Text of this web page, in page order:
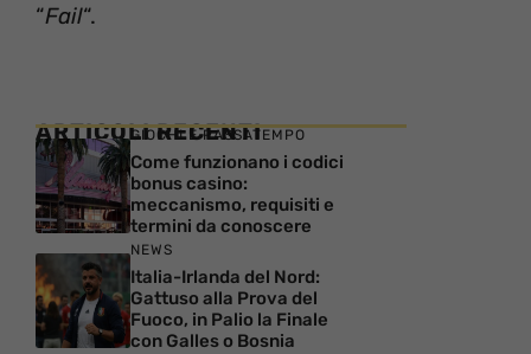
“Fail“.
ARTICOLI RECENTI
GIOCHI E PASSATEMPO
Come funzionano i codici
bonus casino:
meccanismo, requisiti e
termini da conoscere
NEWS
Italia-Irlanda del Nord:
Gattuso alla Prova del
Fuoco, in Palio la Finale
con Galles o Bosnia